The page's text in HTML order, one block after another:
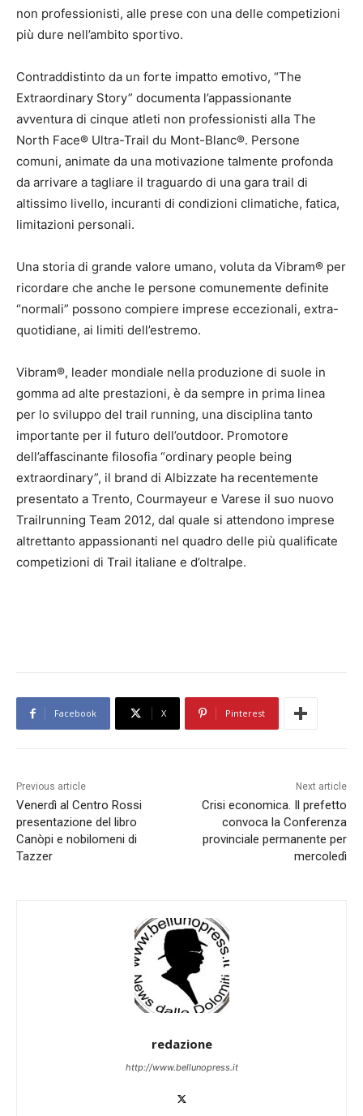
non professionisti, alle prese con una delle competizioni
più dure nell’ambito sportivo.
Contraddistinto da un forte impatto emotivo, “The
Extraordinary Story” documenta l’appassionante
avventura di cinque atleti non professionisti alla The
North Face® Ultra-Trail du Mont-Blanc®. Persone
comuni, animate da una motivazione talmente profonda
da arrivare a tagliare il traguardo di una gara trail di
altissimo livello, incuranti di condizioni climatiche, fatica,
limitazioni personali.
Una storia di grande valore umano, voluta da Vibram® per
ricordare che anche le persone comunemente definite
“normali” possono compiere imprese eccezionali, extra-
quotidiane, ai limiti dell’estremo.
Vibram®, leader mondiale nella produzione di suole in
gomma ad alte prestazioni, è da sempre in prima linea
per lo sviluppo del trail running, una disciplina tanto
importante per il futuro dell’outdoor. Promotore
dell’affascinante filosofia “ordinary people being
extraordinary”, il brand di Albizzate ha recentemente
presentato a Trento, Courmayeur e Varese il suo nuovo
Trailrunning Team 2012, dal quale si attendono imprese
altrettanto appassionanti nel quadro delle più qualificate
competizioni di Trail italiane e d’oltralpe.
Facebook X Pinterest
Previous article
Venerdì al Centro Rossi
presentazione del libro
Canòpi e nobilomeni di
Tazzer
Next article
Crisi economica. Il prefetto
convoca la Conferenza
provinciale permanente per
mercoledì
redazione
http://www.bellunopress.it